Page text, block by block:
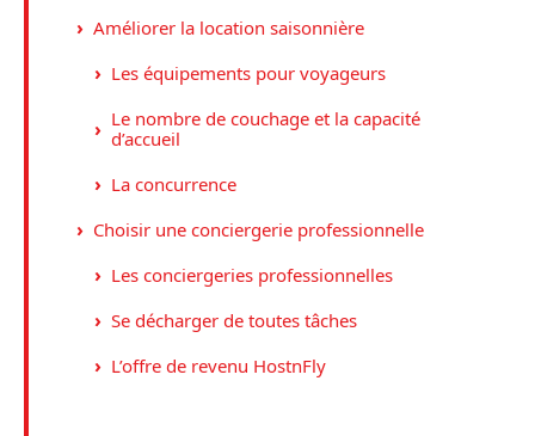
Améliorer la location saisonnière
Les équipements pour voyageurs
Le nombre de couchage et la capacité
d’accueil
La concurrence
Choisir une conciergerie professionnelle
Les conciergeries professionnelles
Se décharger de toutes tâches
L’offre de revenu HostnFly